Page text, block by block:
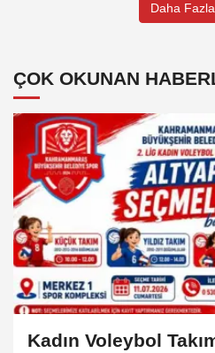
Daha
ÇOK OKUNAN
Kadın Voleybol